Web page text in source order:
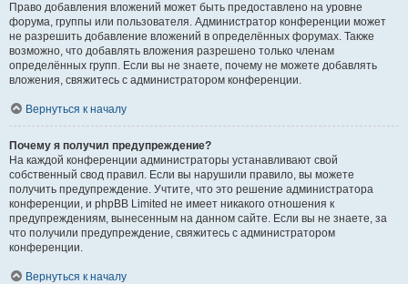
Право добавления вложений может быть предоставлено на уровне
форума, группы или пользователя. Администратор конференции может
не разрешить добавление вложений в определённых форумах. Также
возможно, что добавлять вложения разрешено только членам
определённых групп. Если вы не знаете, почему не можете добавлять
вложения, свяжитесь с администратором конференции.
Вернуться к началу
Почему я получил предупреждение?
На каждой конференции администраторы устанавливают свой
собственный свод правил. Если вы нарушили правило, вы можете
получить предупреждение. Учтите, что это решение администратора
конференции, и phpBB Limited не имеет никакого отношения к
предупреждениям, вынесенным на данном сайте. Если вы не знаете, за
что получили предупреждение, свяжитесь с администратором
конференции.
Вернуться к началу